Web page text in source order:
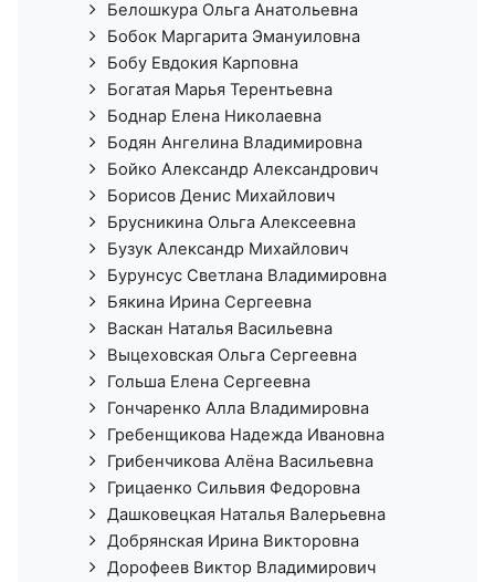
Белошкура Ольга Анатольевна
Бобок Маргарита Эмануиловна
Бобу Евдокия Карповна
Богатая Марья Терентьевна
Боднар Елена Николаевна
Бодян Ангелина Владимировна
Бойко Александр Александрович
Борисов Денис Михайлович
Брусникина Ольга Алексеевна
Бузук Александр Михайлович
Бурунсус Светлана Владимировна
Бякина Ирина Сергеевна
Васкан Наталья Васильевна
Выцеховская Ольга Сергеевна
Гольша Елена Сергеевна
Гончаренко Алла Владимировна
Гребенщикова Надежда Ивановна
Грибенчикова Алёна Васильевна
Грицаенко Сильвия Федоровна
Дашковецкая Наталья Валерьевна
Добрянская Ирина Викторовна
Дорофеев Виктор Владимирович